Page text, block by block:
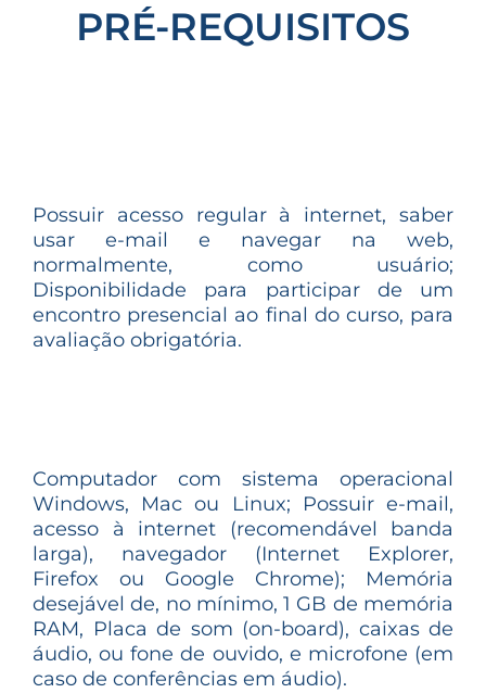
PRÉ-REQUISITOS
Possuir acesso regular à internet, saber
usar e-mail e navegar na web,
normalmente, como usuário;
Disponibilidade para participar de um
encontro presencial ao final do curso, para
avaliação obrigatória.
Computador com sistema operacional
Windows, Mac ou Linux; Possuir e-mail,
acesso à internet (recomendável banda
larga), navegador (Internet Explorer,
Firefox ou Google Chrome); Memória
desejável de, no mínimo, 1 GB de memória
RAM, Placa de som (on-board), caixas de
áudio, ou fone de ouvido, e microfone (em
caso de conferências em áudio).